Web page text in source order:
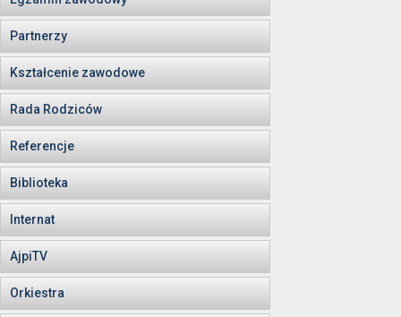
Partnerzy
Kształcenie zawodowe
Rada Rodziców
Referencje
Biblioteka
Internat
AjpiTV
Orkiestra